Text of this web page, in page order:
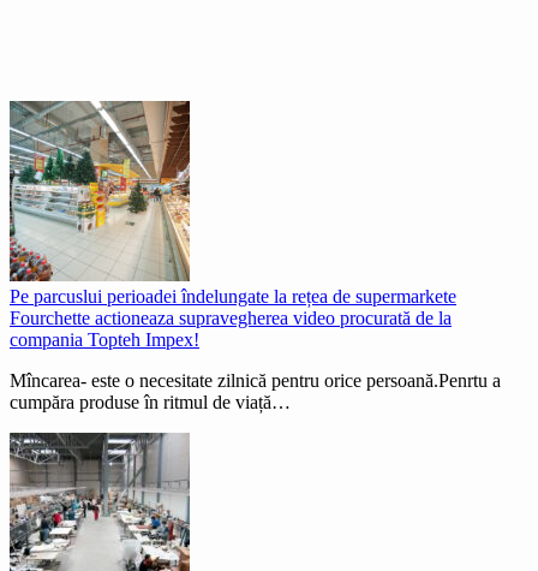
Pe parcuslui perioadei îndelungate la rețea de supermarkete
Fourchette actioneaza supravegherea video procurată de la
compania Topteh Impex!
Mîncarea- este o necesitate zilnică pentru orice persoană.Penrtu a
cumpăra produse în ritmul de viață…